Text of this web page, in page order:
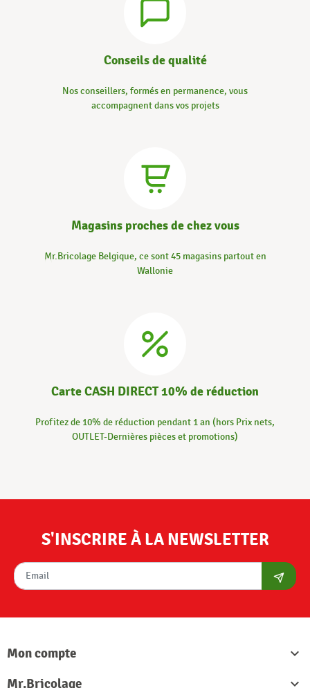
Conseils de qualité
Nos conseillers, formés en permanence, vous
accompagnent dans vos projets
Magasins proches de chez vous
Mr.Bricolage Belgique, ce sont 45 magasins partout en
Wallonie
Carte CASH DIRECT 10% de réduction
Profitez de 10% de réduction pendant 1 an (hors Prix nets,
OUTLET-Dernières pièces et promotions)
S'INSCRIRE À LA NEWSLETTER
Mon compte

Mr.Bricolage
